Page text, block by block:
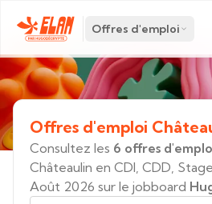
Offres d'emploi
Offres d'emploi
Consultez les 6 offres
Châteaulin en CDI, CDD,
Août 2026 sur le jobboard
Rechercher par job, mot-clé ou